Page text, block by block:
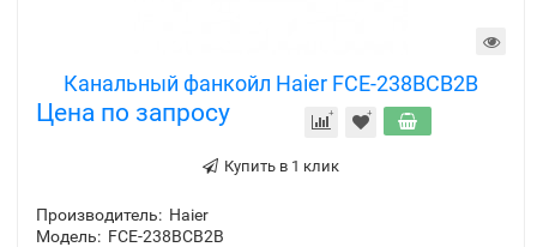
Канальный фанкойл Haier FCE-238BCB2B
Производитель: Haier
Модель: FCE-238BCB2B
Цена по запросу
Купить в 1 клик